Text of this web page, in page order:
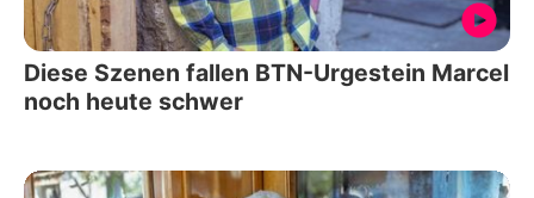
Diese Szenen fallen BTN-Urgestein Marcel
noch heute schwer